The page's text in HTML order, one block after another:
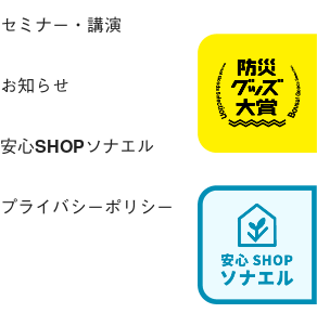
セミナー・講演
お知らせ
安心SHOPソナエル
プライバシーポリシー